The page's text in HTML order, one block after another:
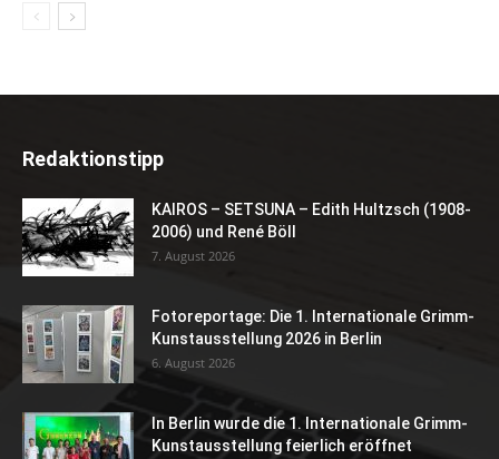
Redaktionstipp
KAIROS – SETSUNA – Edith Hultzsch (1908-
2006) und René Böll
7. August 2026
Fotoreportage: Die 1. Internationale Grimm-
Kunstausstellung 2026 in Berlin
6. August 2026
In Berlin wurde die 1. Internationale Grimm-
Kunstausstellung feierlich eröffnet